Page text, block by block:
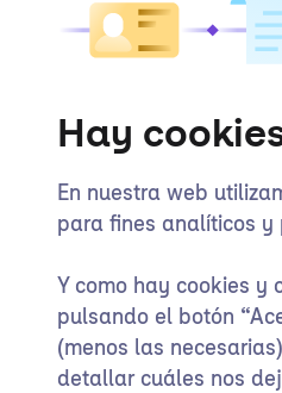
Hay
En nuestra web
para fines analíticos y
Y como hay cookies y
pulsando el botón
(menos las
detallar cuáles nos